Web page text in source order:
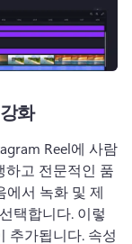
화
Reel에 사람
하고 전문적인 품
에서 녹화 및 제
택합니다. 이렇
추가됩니다. 속성